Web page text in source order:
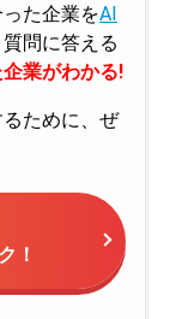
た企業をAI
問に答える
業がわかる!
ために、ぜ
！